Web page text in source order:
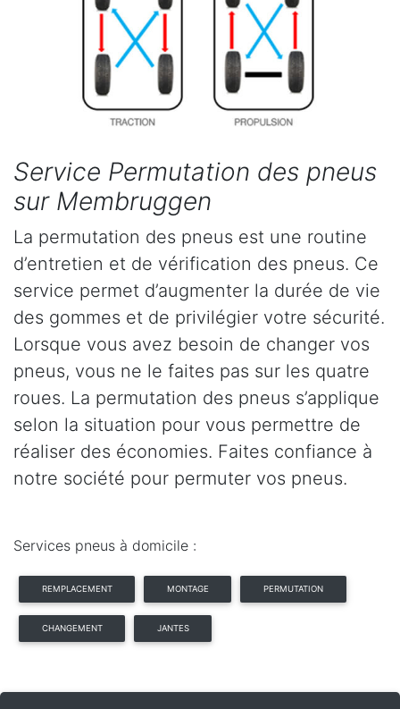
Service Permutation des pneus
sur Membruggen
La permutation des pneus est une routine
d’entretien et de vérification des pneus. Ce
service permet d’augmenter la durée de vie
des gommes et de privilégier votre sécurité.
Lorsque vous avez besoin de changer vos
pneus, vous ne le faites pas sur les quatre
roues. La permutation des pneus s’applique
selon la situation pour vous permettre de
réaliser des économies. Faites confiance à
notre société pour permuter vos pneus.
Services pneus à domicile :
REMPLACEMENT MONTAGE PERMUTATION
CHANGEMENT JANTES